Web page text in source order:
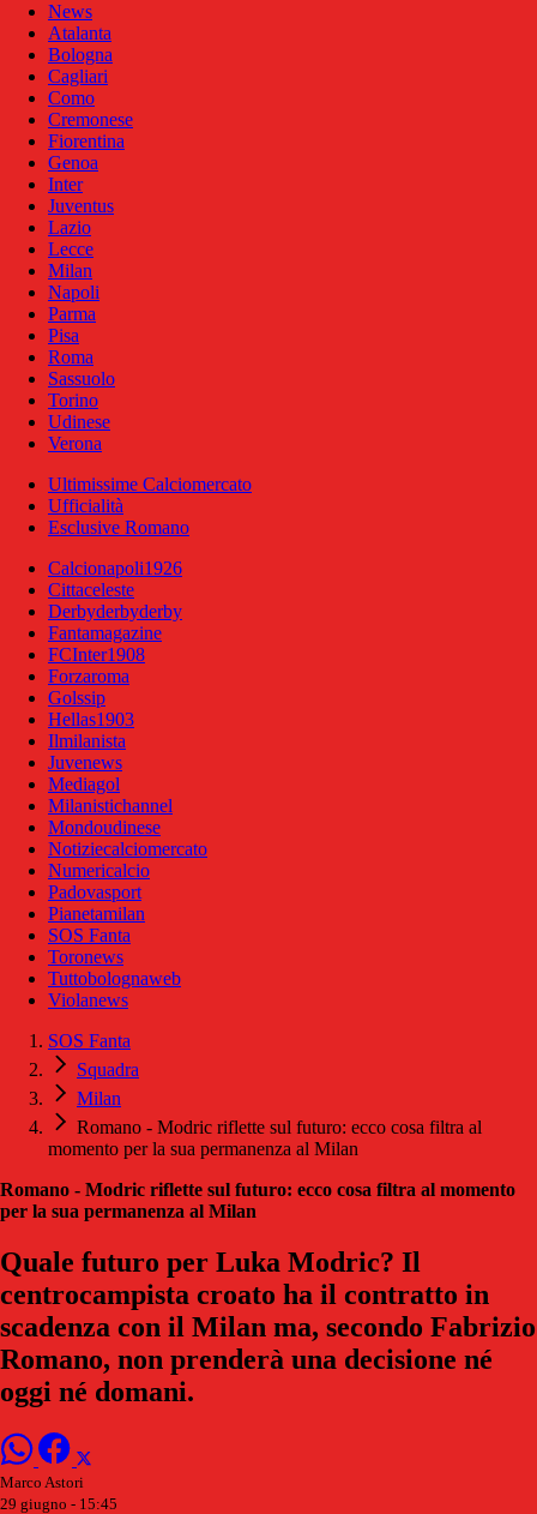
News
Atalanta
Bologna
Cagliari
Como
Cremonese
Fiorentina
Genoa
Inter
Juventus
Lazio
Lecce
Milan
Napoli
Parma
Pisa
Roma
Sassuolo
Torino
Udinese
Verona
Ultimissime Calciomercato
Ufficialità
Esclusive Romano
Calcionapoli1926
Cittaceleste
Derbyderbyderby
Fantamagazine
FCInter1908
Forzaroma
Golssip
Hellas1903
Ilmilanista
Juvenews
Mediagol
Milanistichannel
Mondoudinese
Notiziecalciomercato
Numericalcio
Padovasport
Pianetamilan
SOS Fanta
Toronews
Tuttobolognaweb
Violanews
SOS Fanta
Squadra
Milan
Romano - Modric riflette sul futuro: ecco cosa filtra al
momento per la sua permanenza al Milan
Romano - Modric riflette sul futuro: ecco cosa filtra al momento
per la sua permanenza al Milan
Quale futuro per Luka Modric? Il
centrocampista croato ha il contratto in
scadenza con il Milan ma, secondo Fabrizio
Romano, non prenderà una decisione né
oggi né domani.
Marco Astori
29 giugno - 15:45